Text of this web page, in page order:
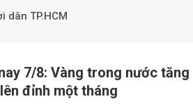
TP.HCM
7/8: Vàng trong nước tăng
đỉnh một tháng